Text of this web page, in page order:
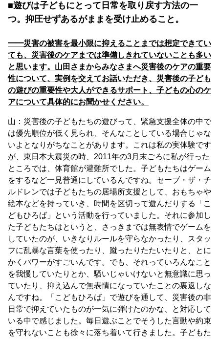
■遊びは子どもにとって日常を取り戻す方法の一
つ。抑圧せずあるがままを受け止めること。
━━災害の被害を最小限に抑えることまでは想定できてい
ても、災害後のケアまでは準備しきれていないことも多い
と思います。山田さまからみなさまへ災害後のケアの重要
性について、実例を交えてお話いただき、災害後の子ども
の遊びの重要性や大人ができるサポート、子どもの心のケ
アについて具体的にお聞かせください。
山：災害後の子どもたちの遊びって、緊急支援全体の中で
は優先順位が低く見られ、そんなことしている場合じゃな
いよとなりがちなことがあります。これは私の実体験です
が、東日本大震災の時、2011年の3月末ごろに私が行った
ところでは、体育館が避難所でした。子どもたちはゲーム
をするなど一見普通にしているんですね。セーブ・ザ・チ
ルドレンでは子どもたちの居場所支援として、おもちゃや
絵本などを持っていき、時間を区切って遊んだりする「こ
どもひろば」という活動を行っていました。それに参加し
た子どもたちはというと、さっきまでは無表情でゲームを
していたのが、いきなりルールを守らなかったり、スタッ
フに乱暴な言葉を使ったり、蹴ったりたたいたりと、とに
かくパワーがすごいんです。でも、それっていろんなこと
を我慢していたりとか、騒いじゃいけないと無意識に思っ
ていたり、抑え込んで無表情になっていたことの裏返しな
んですね。「こどもひろば」で遊びを通して、災害後の非
日常で抑えていたものが一気に弾けたのかな、と対応して
いる中で感じました。毎日遊ぶことでそうした言動や約束
を守れないことも徐々に落ち着いて行きました。子どもた